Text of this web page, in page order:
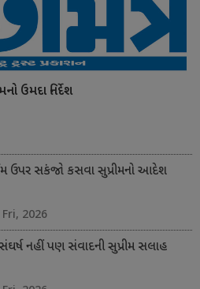
ઉમદા નિર્દેશ
ઉપર સકંજો કસવા સુપ્રીમનો આદેશ
2026
નહીં પણ સંવાદની સુપ્રીમ સલાહ